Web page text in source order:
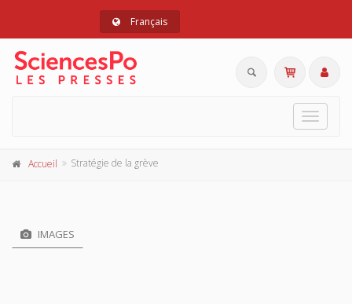
Français
Toggle
Accueil Stratégie de la grève
IMAGES